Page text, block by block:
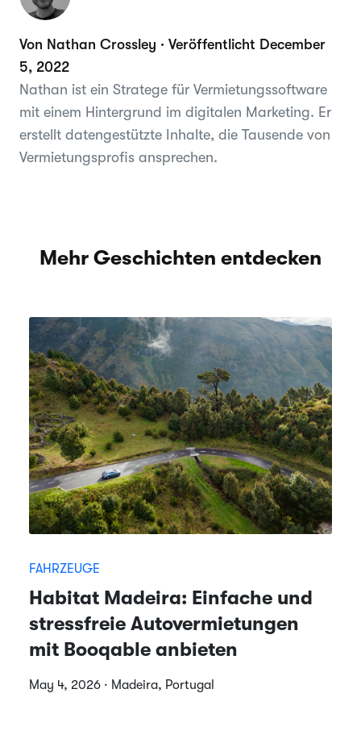
Von Nathan Crossley · Veröffentlicht December
5, 2022
Nathan ist ein Stratege für Vermietungssoftware
mit einem Hintergrund im digitalen Marketing. Er
erstellt datengestützte Inhalte, die Tausende von
Vermietungsprofis ansprechen.
Mehr Geschichten entdecken
FAHRZEUGE
Habitat Madeira: Einfache und
stressfreie Autovermietungen
mit Booqable anbieten
May 4, 2026 · Madeira, Portugal